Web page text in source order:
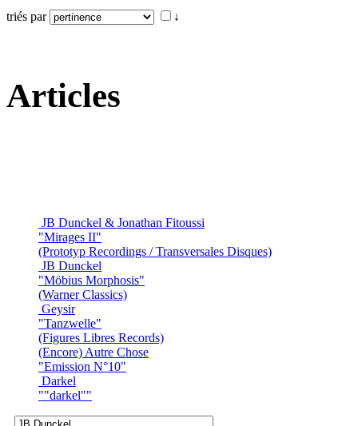
triés par ↓
Articles
JB Dunckel & Jonathan Fitoussi
"Mirages II"
(Prototyp Recordings / Transversales Disques)
JB Dunckel
"Möbius Morphosis"
(Warner Classics)
Geysir
"Tanzwelle"
(Figures Libres Records)
(Encore) Autre Chose
"Emission N°10"
Darkel
""darkel""